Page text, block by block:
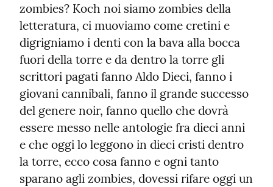
zombies? Koch noi siamo zombies della
letteratura, ci muoviamo come cretini e
digrigniamo i denti con la bava alla bocca
fuori della torre e da dentro la torre gli
scrittori pagati fanno Aldo Dieci, fanno i
giovani cannibali, fanno il grande successo
del genere noir, fanno quello che dovrà
essere messo nelle antologie fra dieci anni
e che oggi lo leggono in dieci cristi dentro
la torre, ecco cosa fanno e ogni tanto
sparano agli zombies, dovessi rifare oggi un